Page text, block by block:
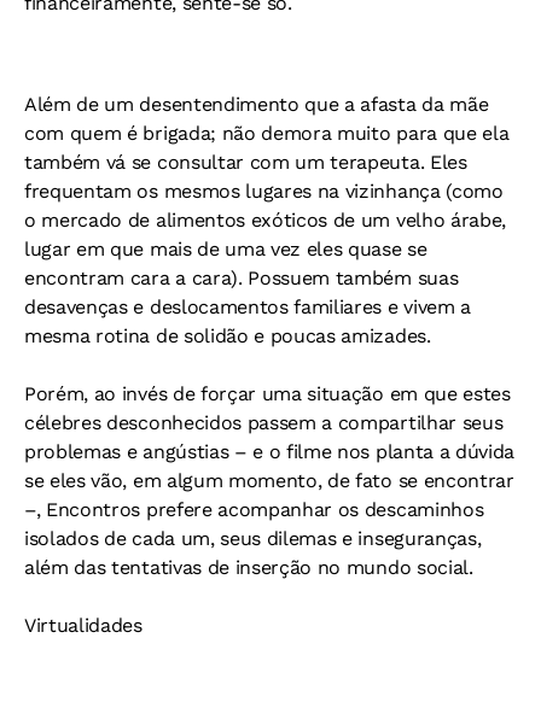
Além de um desentendimento que a afasta da mãe
com quem é brigada; não demora muito para que ela
também vá se consultar com um terapeuta. Eles
frequentam os mesmos lugares na vizinhança (como
o mercado de alimentos exóticos de um velho árabe,
lugar em que mais de uma vez eles quase se
encontram cara a cara). Possuem também suas
desavenças e deslocamentos familiares e vivem a
mesma rotina de solidão e poucas amizades.
Porém, ao invés de forçar uma situação em que estes
célebres desconhecidos passem a compartilhar seus
problemas e angústias – e o filme nos planta a dúvida
se eles vão, em algum momento, de fato se encontrar
–, Encontros prefere acompanhar os descaminhos
isolados de cada um, seus dilemas e inseguranças,
além das tentativas de inserção no mundo social.
Virtualidades